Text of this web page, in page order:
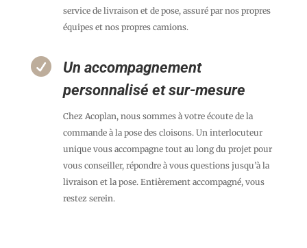
service de livraison et de pose, assuré par nos propres
équipes et nos propres camions.

Un accompagnement
personnalisé et sur-mesure
Chez Acoplan, nous sommes à votre écoute de la
commande à la pose des cloisons. Un interlocuteur
unique vous accompagne tout au long du projet pour
vous conseiller, répondre à vous questions jusqu’à la
livraison et la pose. Entièrement accompagné, vous
restez serein.